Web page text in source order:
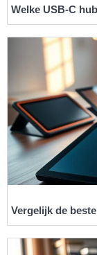
Welke USB-C
Vergelijk de